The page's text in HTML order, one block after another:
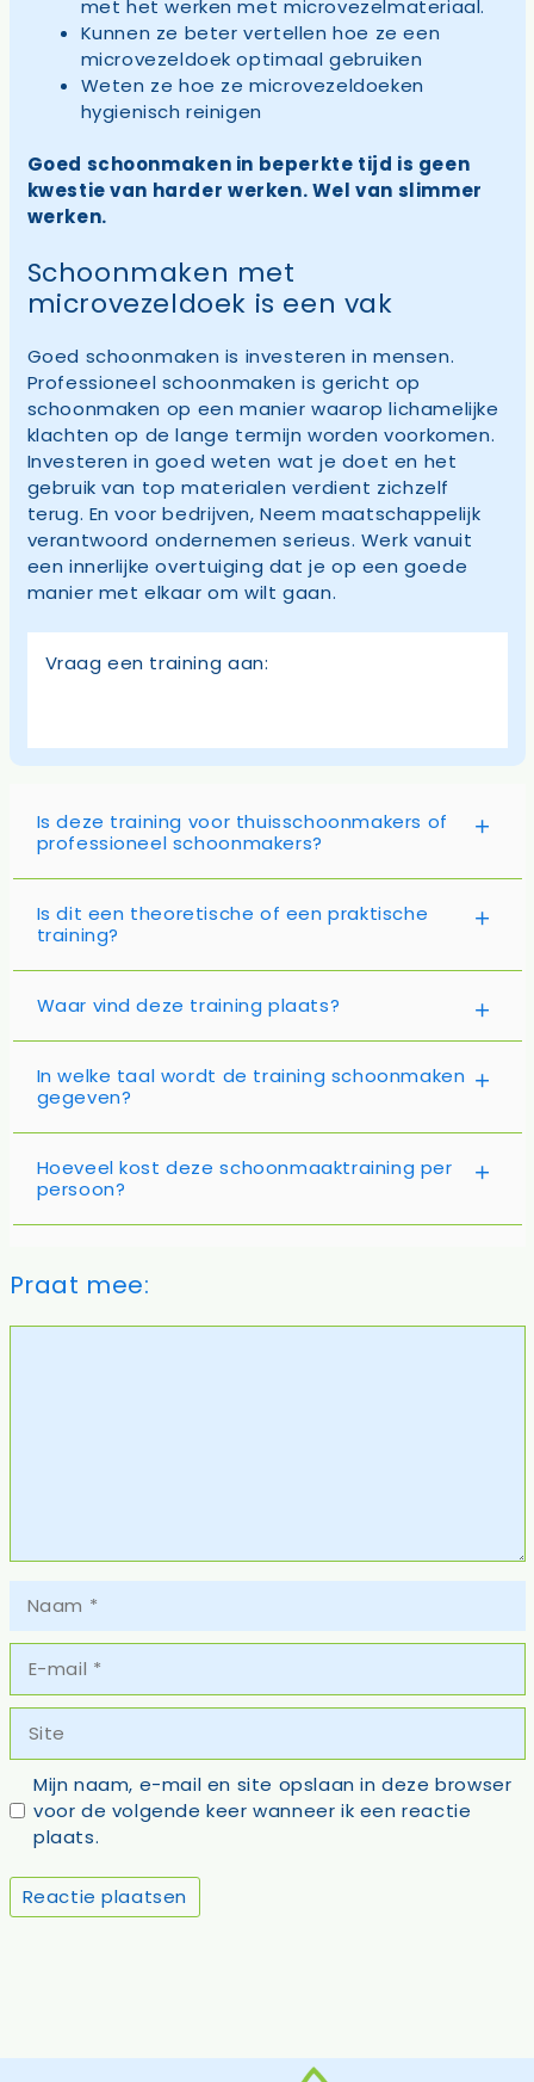
met het werken met microvezelmateriaal.
Kunnen ze beter vertellen hoe ze een
microvezeldoek optimaal gebruiken
Weten ze hoe ze microvezeldoeken
hygienisch reinigen
Goed schoonmaken in beperkte tijd is geen
kwestie van harder werken. Wel van slimmer
werken.
Schoonmaken met
microvezeldoek is een vak
Goed schoonmaken is investeren in mensen.
Professioneel schoonmaken is gericht op
schoonmaken op een manier waarop lichamelijke
klachten op de lange termijn worden voorkomen.
Investeren in goed weten wat je doet en het
gebruik van top materialen verdient zichzelf
terug. En voor bedrijven, Neem maatschappelijk
verantwoord ondernemen serieus. Werk vanuit
een innerlijke overtuiging dat je op een goede
manier met elkaar om wilt gaan.
Vraag een training aan:
Is deze training voor thuisschoonmakers of
professioneel schoonmakers?
Is dit een theoretische of een praktische
training?
Waar vind deze training plaats?
In welke taal wordt de training schoonmaken
gegeven?
Hoeveel kost deze schoonmaaktraining per
persoon?
Praat mee:
mail
Mijn naam, e-mail en site opslaan in deze browser
voor de volgende keer wanneer ik een reactie
plaats.